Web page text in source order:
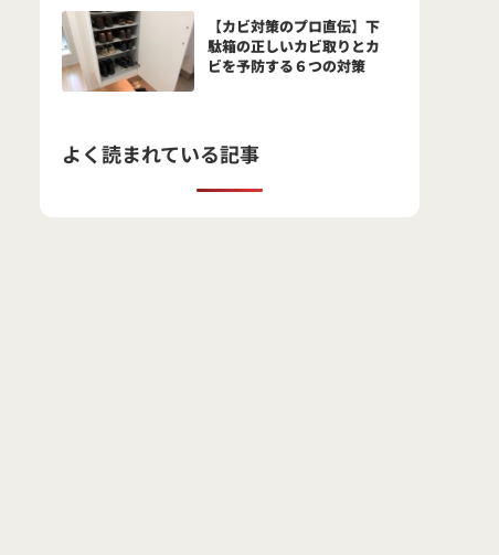
【カビ対策のプロ直伝】下
駄箱の正しいカビ取りとカ
ビを予防する６つの対策
よく読まれている記事